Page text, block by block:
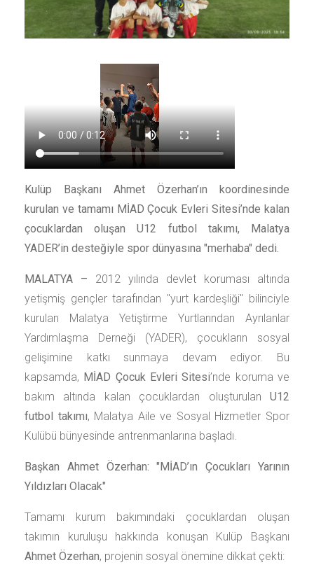
Kulüp Başkanı Ahmet Özerhan’ın koordinesinde
kurulan ve tamamı MİAD Çocuk Evleri Sitesi’nde kalan
çocuklardan oluşan U12 futbol takımı, Malatya
YADER’in desteğiyle spor dünyasına "merhaba" dedi.
MALATYA – 2012 yılında devlet koruması altında
yetişmiş gençler tarafından "yurt kardeşliği" bilinciyle
kurulan Malatya Yetiştirme Yurtlarından Ayrılanlar
Yardımlaşma Derneği (YADER), çocukların sosyal
gelişimine katkı sunmaya devam ediyor. Bu
kapsamda, MİAD Çocuk Evleri Sitesi’nde koruma ve
bakım altında kalan çocuklardan oluşturulan U12
futbol takımı, Malatya Aile ve Sosyal Hizmetler Spor
Kulübü bünyesinde antrenmanlarına başladı.
Başkan Ahmet Özerhan: "MİAD’ın Çocukları Yarının
Yıldızları Olacak"
Tamamı kurum bakımındaki çocuklardan oluşan
takımın kuruluşu hakkında konuşan Kulüp Başkanı
Ahmet Özerhan, projenin sosyal önemine dikkat çekti: